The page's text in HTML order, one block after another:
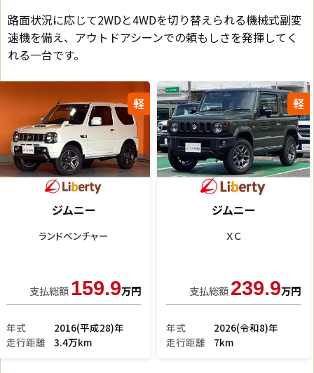
路面状況に応じて2WDと4WDを切り替えられる機械式副変
速機を備え、アウトドアシーンでの頼もしさを発揮してく
れる一台です。
軽
ジムニー
ＸＣ
支払総額236.9万円
年式
2026(令和8)年
走行距離
7km
軽
ジムニー
ランドベンチャー
支払総額133.9万円
年式
2016(平成28)年
走行距離
3.0万km